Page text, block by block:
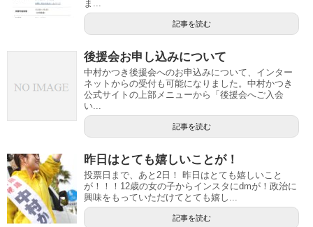
ま...
記事を読む
後援会お申し込みについて
中村かつき後援会へのお申込みについて、インター
ネットからの受付も可能になりました。中村かつき
公式サイトの上部メニューから「後援会へご入会
い...
記事を読む
昨日はとても嬉しいことが！
投票日まで、あと2日！ 昨日はとても嬉しいこと
が！！！12歳の女の子からインスタにdmが！政治に
興味をもっていただけてとても嬉し...
記事を読む